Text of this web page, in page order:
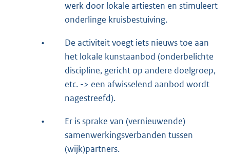
werk door lokale artiesten en stimuleert
onderlinge kruisbestuiving.
•
De activiteit voegt iets nieuws toe aan
het lokale kunstaanbod (onderbelichte
discipline, gericht op andere doelgroep,
etc. -> een afwisselend aanbod wordt
nagestreefd).
•
Er is sprake van (vernieuwende)
samenwerkingsverbanden tussen
(wijk)partners.